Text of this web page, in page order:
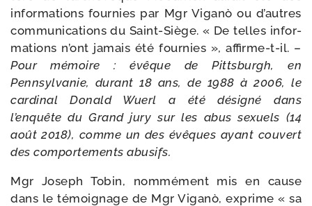
infor­ma­tions four­nies par Mgr Viganò ou d’autres
com­mu­ni­ca­tions du Saint-​Siège. « De telles infor­
ma­tions n’ont jamais été four­nies », affirme-​t-​il. –
Pour mémoire : évêque de Pittsburgh, en
Pennsylvanie, durant 18 ans, de 1988 à 2006, le
car­di­nal Donald Wuerl a été dési­gné dans
l’enquête du Grand jury sur les abus sexuels (14
août 2018), comme un des évêques ayant cou­vert
des com­por­te­ments abusifs.
Mgr Joseph Tobin, nom­mé­ment mis en cause
dans le témoi­gnage de Mgr Viganò, exprime « sa